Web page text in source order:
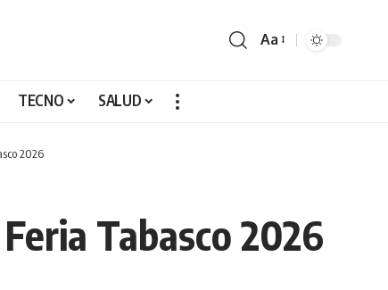
Aa
TECNO SALUD
2026
Tabasco 2026